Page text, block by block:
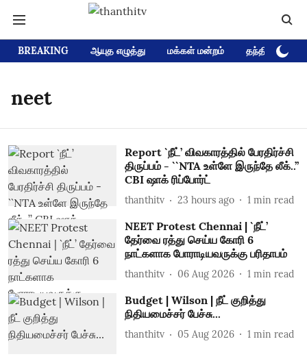
BREAKING ஆயுத எழுத்து மக்கள் மன்றம் தந்தி டிவி
neet
Report `நீட்’ விவகாரத்தில் பேரதிர்ச்சி
திருப்பம் - ``NTA உள்ளே இருந்தே லீக்..’’
CBI ஷாக் ரிப்போர்ட்
thanthitv 23 hours ago 1 min read
NEET Protest Chennai | `நீட்’
தேர்வை ரத்து செய்ய கோரி 6
நாட்களாக போராடியவருக்கு பரிதாபம்
thanthitv 06 Aug 2026 1 min read
Budget | Wilson | நீட் குறித்து
நிதியமைச்சர் பேச்சு...
thanthitv 05 Aug 2026 1 min read